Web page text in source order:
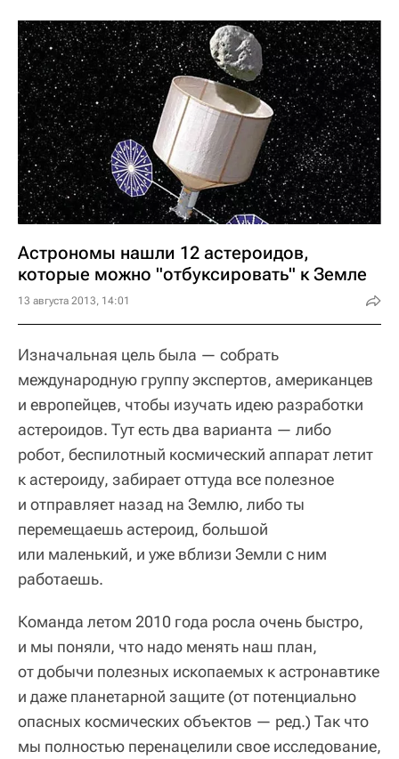
Астрономы нашли 12 астероидов,
которые можно "отбуксировать" к Земле
13 августа 2013, 14:01
Изначальная цель была — собрать
международную группу экспертов, американцев
и европейцев, чтобы изучать идею разработки
астероидов. Тут есть два варианта — либо
робот, беспилотный космический аппарат летит
к астероиду, забирает оттуда все полезное
и отправляет назад на Землю, либо ты
перемещаешь астероид, большой
или маленький, и уже вблизи Земли с ним
работаешь.
Команда летом 2010 года росла очень быстро,
и мы поняли, что надо менять наш план,
от добычи полезных ископаемых к астронавтике
и даже планетарной защите (от потенциально
опасных космических объектов — ред.) Так что
мы полностью перенацелили свое исследование,